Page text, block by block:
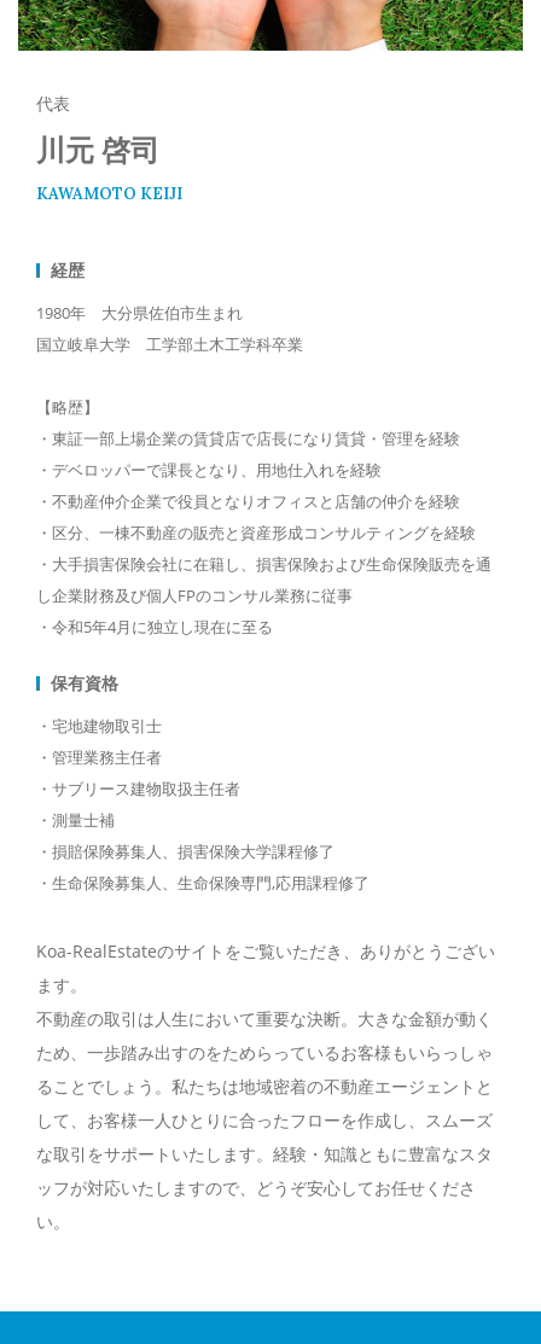
代表
川元 啓司
KAWAMOTO KEIJI
経歴
1980年 大分県佐伯市生まれ
国立岐阜大学 工学部土木工学科卒業
【略歴】
・東証一部上場企業の賃貸店で店長になり賃貸・管理を経験
・デベロッパーで課長となり、用地仕入れを経験
・不動産仲介企業で役員となりオフィスと店舗の仲介を経験
・区分、一棟不動産の販売と資産形成コンサルティングを経験
・大手損害保険会社に在籍し、損害保険および生命保険販売を通
し企業財務及び個人FPのコンサル業務に従事
・令和5年4月に独立し現在に至る
保有資格
・宅地建物取引士
・管理業務主任者
・サブリース建物取扱主任者
・測量士補
・損賠保険募集人、損害保険大学課程修了
・生命保険募集人、生命保険専門,応用課程修了
Koa-RealEstateのサイトをご覧いただき、ありがとうござい
ます。
不動産の取引は人生において重要な決断。大きな金額が動く
ため、一歩踏み出すのをためらっているお客様もいらっしゃ
ることでしょう。私たちは地域密着の不動産エージェントと
して、お客様一人ひとりに合ったフローを作成し、スムーズ
な取引をサポートいたします。経験・知識ともに豊富なスタ
ッフが対応いたしますので、どうぞ安心してお任せくださ
い。